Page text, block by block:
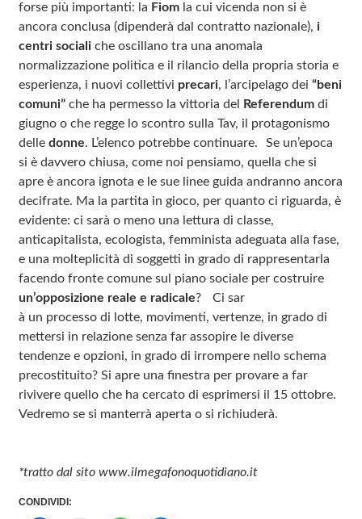
forse più importanti: la Fiomla cui vicenda non si è
ancora conclusa (dipenderà dal contratto nazionale), i
centri sociali che oscillano tra una anomala
normalizzazione politica e il rilancio della propria storia e
esperienza, i nuovi collettivi precari, l’arcipelago dei “beni
comuni”che ha permesso la vittoria del Referendumdi
giugno o che regge lo scontro sulla Tav, il protagonismo
delle donne. L’elenco potrebbe continuare. Se un’epoca
si è davvero chiusa, come noi pensiamo, quella che si
apre è ancora ignota e le sue linee guida andranno ancora
decifrate. Ma la partita in gioco, per quanto ci riguarda, è
evidente: ci sarà o meno una lettura di classe,
anticapitalista, ecologista, femminista adeguata alla fase,
e una molteplicità di soggetti in grado di rappresentarla
facendo fronte comune sul piano sociale per costruire
un’opposizione reale e radicale? Ci sar
à un processo di lotte, movimenti, vertenze, in grado di
mettersi in relazione senza far assopire le diverse
tendenze e opzioni, in grado di irrompere nello schema
precostituito? Si apre una finestra per provare a far
rivivere quello che ha cercato di esprimersi il 15 ottobre.
Vedremo se si manterrà aperta o si richiuderà.
*tratto dal sito www.ilmegafonoquotidiano.it
CONDIVIDI: